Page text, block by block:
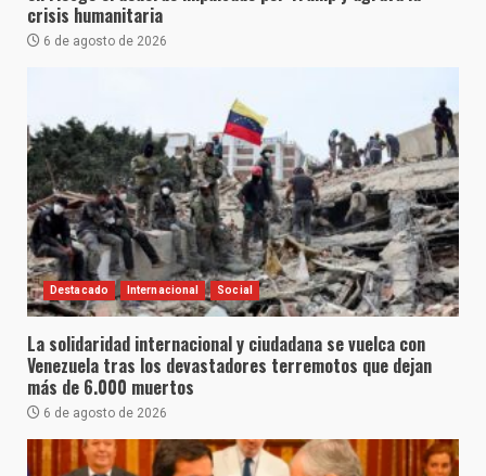
crisis humanitaria
6 de agosto de 2026
Destacado Internacional Social
La solidaridad internacional y ciudadana se vuelca con
Venezuela tras los devastadores terremotos que dejan
más de 6.000 muertos
6 de agosto de 2026